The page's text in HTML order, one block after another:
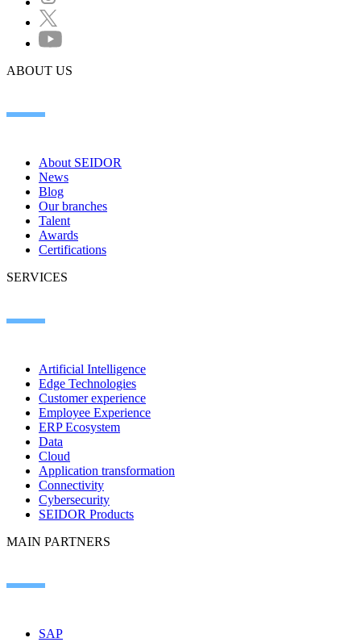
ABOUT US
About SEIDOR
News
Blog
Our branches
Talent
Awards
Certifications
SERVICES
Artificial Intelligence
Edge Technologies
Customer experience
Employee Experience
ERP Ecosystem
Data
Cloud
Application transformation
Connectivity
Cybersecurity
SEIDOR Products
MAIN PARTNERS
SAP